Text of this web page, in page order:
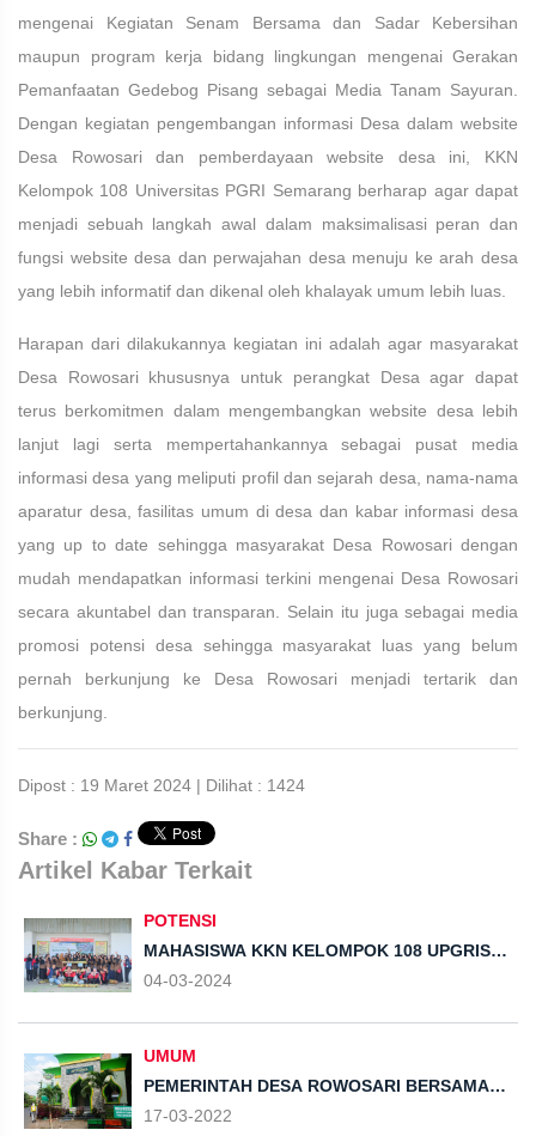
mengenai Kegiatan Senam Bersama dan Sadar Kebersihan
maupun program kerja bidang lingkungan mengenai Gerakan
Pemanfaatan Gedebog Pisang sebagai Media Tanam Sayuran.
Dengan kegiatan pengembangan informasi Desa dalam website
Desa Rowosari dan pemberdayaan website desa ini, KKN
Kelompok 108 Universitas PGRI Semarang berharap agar dapat
menjadi sebuah langkah awal dalam maksimalisasi peran dan
fungsi website desa dan perwajahan desa menuju ke arah desa
yang lebih informatif dan dikenal oleh khalayak umum lebih luas.
Harapan dari dilakukannya kegiatan ini adalah agar masyarakat
Desa Rowosari khususnya untuk perangkat Desa agar dapat
terus berkomitmen dalam mengembangkan website desa lebih
lanjut lagi serta mempertahankannya sebagai pusat media
informasi desa yang meliputi profil dan sejarah desa, nama-nama
aparatur desa, fasilitas umum di desa dan kabar informasi desa
yang up to date sehingga masyarakat Desa Rowosari dengan
mudah mendapatkan informasi terkini mengenai Desa Rowosari
secara akuntabel dan transparan. Selain itu juga sebagai media
promosi potensi desa sehingga masyarakat luas yang belum
pernah berkunjung ke Desa Rowosari menjadi tertarik dan
berkunjung.
Dipost : 19 Maret 2024 | Dilihat : 1424
Share :
Artikel Kabar Terkait
POTENSI
MAHASISWA KKN KELOMPOK 108 UPGRIS
PISANG SEBAGAI MEDIA TANAM BUDIDAYA
04-03-2024
UMUM
PEMERINTAH DESA ROWOSARI BERSAMA
TAGANA DINAS SOSIAL KABUPATEN KENDAL
MELAKUKAN PENYEMPROTAN DISINFEKTAN
17-03-2022